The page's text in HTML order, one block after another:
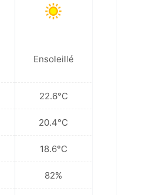
Ensoleillé
22.6°C
20.4°C
18.6°C
82%